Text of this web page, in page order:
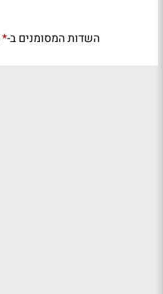
השדות המסומנים ב-*